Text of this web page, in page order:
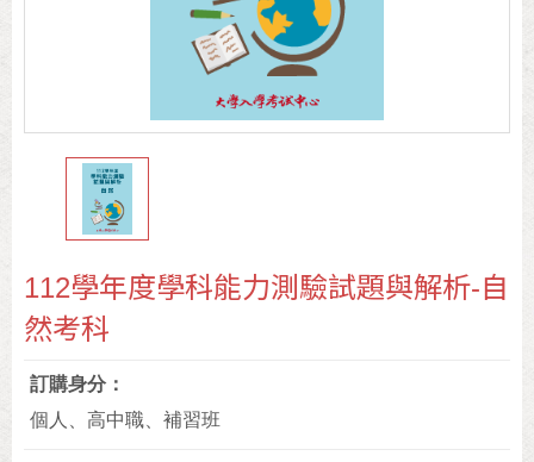
112學年度學科能力測驗試題與解析-自
然考科
訂購身分
個人、高中職、補習班